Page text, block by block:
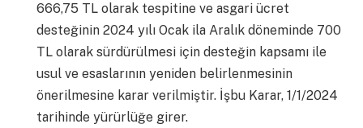
666,75 TL olarak tespitine ve asgari ücret
desteğinin 2024 yılı Ocak ila Aralık döneminde 700
TL olarak sürdürülmesi için desteğin kapsamı ile
usul ve esaslarının yeniden belirlenmesinin
önerilmesine karar verilmiştir. İşbu Karar, 1/1/2024
tarihinde yürürlüğe girer.